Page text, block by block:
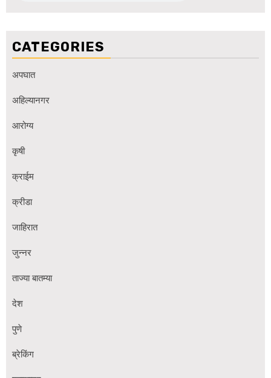
CATEGORIES
अपघात
अहिल्यानगर
आरोग्य
कृषी
क्राईम
क्रीडा
जाहिरात
जुन्नर
ताज्या बातम्या
देश
पुणे
ब्रेकिंग